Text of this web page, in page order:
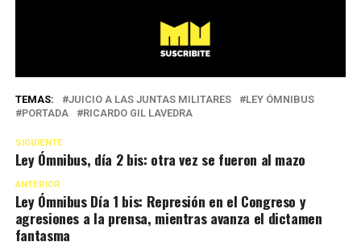
TEMAS: JUICIO A LAS JUNTAS MILITARES
LEY ÓMNIBUS
PORTADA
RICARDO GIL LAVEDRA
SIGUIENTE
Ley Ómnibus, día 2 bis: otra vez se fueron al mazo
ANTERIOR
Ley Ómnibus Día 1 bis: Represión en el Congreso y
agresiones a la prensa, mientras avanza el dictamen
fantasma